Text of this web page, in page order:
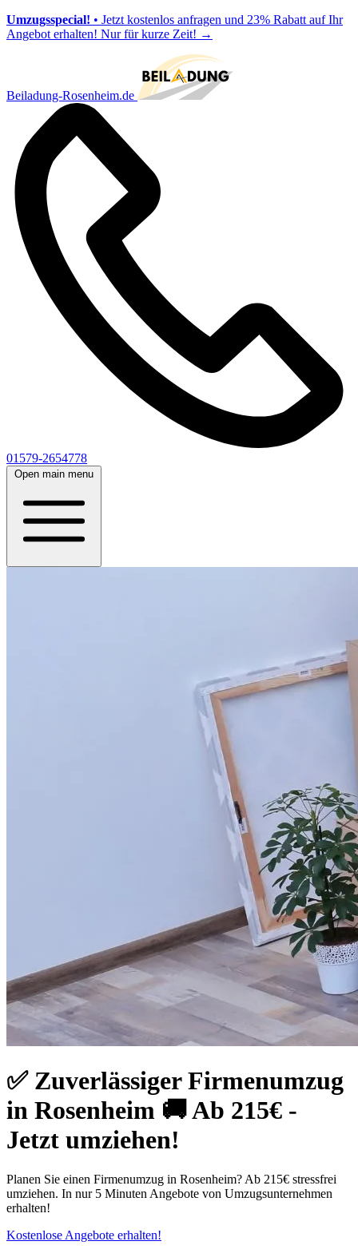
Umzugsspecial! • Jetzt kostenlos anfragen und 23% Rabatt auf Ihr
Angebot erhalten! Nur für kurze Zeit! →
Beiladung-Rosenheim.de
01579-2654778
Open main menu
✅ Zuverlässiger Firmenumzug
in Rosenheim 🚚 Ab 215€ -
Jetzt umziehen!
Planen Sie einen Firmenumzug in Rosenheim? Ab 215€ stressfrei
umziehen. In nur 5 Minuten Angebote von Umzugsunternehmen
erhalten!
Kostenlose Angebote erhalten!